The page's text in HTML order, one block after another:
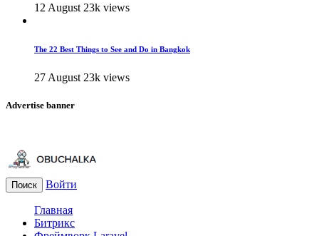
12 August 23k views
The 22 Best Things to See and Do in Bangkok
27 August 23k views
Advertise banner
Поиск Войти
Главная
Битрикс